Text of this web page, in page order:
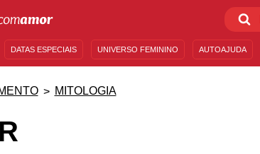
DATAS ESPECIAIS UNIVERSO FEMININO AUTOAJUDA
MITOLOGIA